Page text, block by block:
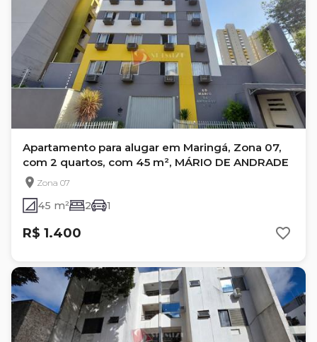
Apartamento para alugar em Maringá, Zona 07,
com 2 quartos, com 45 m², MÁRIO DE ANDRADE
Zona 07
45 m² 2 1
R$ 1.400